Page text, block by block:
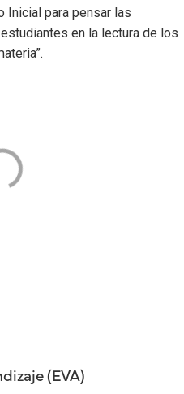
Inicial para pensar las
en la lectura de los
(EVA)